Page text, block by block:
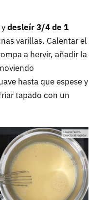
desleír 3/4 de 1
varillas. Calentar el
a hervir, añadir la
hasta que espese y
tapado con un